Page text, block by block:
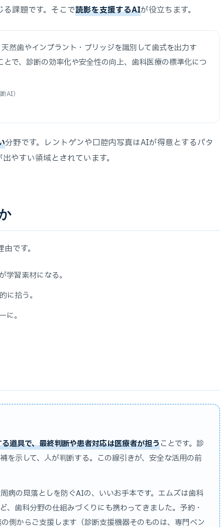
課題です。そこで読影を支援するAIが役立ちます。
然歯やインプラント・ブリッジを識別して歯式を出力す
で、診断の効率化や安全性の向上、歯科医療の標準化につ
AI）
分野です。レントゲンや口腔内写真はAIが得意とするパタ
やすい領域とされています。
です。
学習素材になる。
に拾う。
に。
道具で、最終判断や患者対応は医療者が担うことです。診
を示して、人が判断する。この線引きが、安全な活用の前
病の見落としを防ぐAIの、いいお手本です。エムズは歯科
、歯科分野の仕組みづくりにも携わってきました。予約・
側からご支援します（診断支援機器そのものは、専門ベン